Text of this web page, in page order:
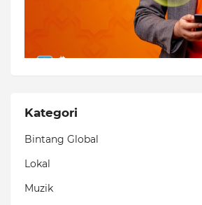
Kategori
Bintang Global
Lokal
Muzik